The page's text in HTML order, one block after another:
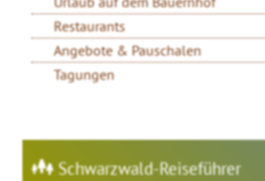
Restaurants
Angebote & Pauschalen
Tagungen
Schwarzwald-Reiseführer